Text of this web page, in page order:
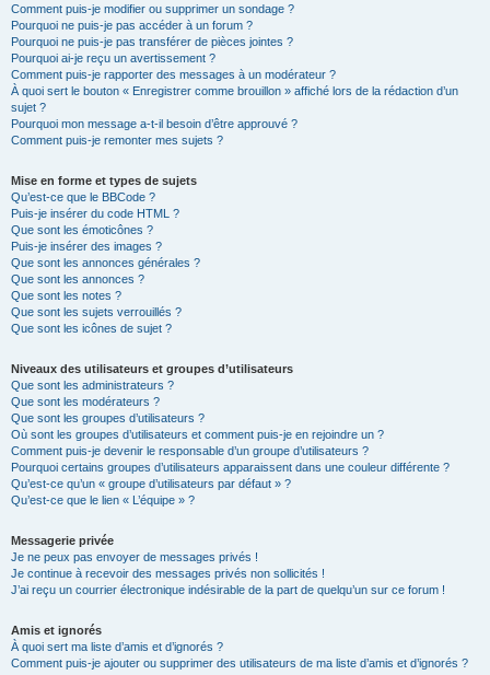
Comment puis-je modifier ou supprimer un sondage ?
Pourquoi ne puis-je pas accéder à un forum ?
Pourquoi ne puis-je pas transférer de pièces jointes ?
Pourquoi ai-je reçu un avertissement ?
Comment puis-je rapporter des messages à un modérateur ?
À quoi sert le bouton « Enregistrer comme brouillon » affiché lors de la rédaction d’un
sujet ?
Pourquoi mon message a-t-il besoin d’être approuvé ?
Comment puis-je remonter mes sujets ?
Mise en forme et types de sujets
Qu’est-ce que le BBCode ?
Puis-je insérer du code HTML ?
Que sont les émoticônes ?
Puis-je insérer des images ?
Que sont les annonces générales ?
Que sont les annonces ?
Que sont les notes ?
Que sont les sujets verrouillés ?
Que sont les icônes de sujet ?
Niveaux des utilisateurs et groupes d’utilisateurs
Que sont les administrateurs ?
Que sont les modérateurs ?
Que sont les groupes d’utilisateurs ?
Où sont les groupes d’utilisateurs et comment puis-je en rejoindre un ?
Comment puis-je devenir le responsable d’un groupe d’utilisateurs ?
Pourquoi certains groupes d’utilisateurs apparaissent dans une couleur différente ?
Qu’est-ce qu’un « groupe d’utilisateurs par défaut » ?
Qu’est-ce que le lien « L’équipe » ?
Messagerie privée
Je ne peux pas envoyer de messages privés !
Je continue à recevoir des messages privés non sollicités !
J’ai reçu un courrier électronique indésirable de la part de quelqu’un sur ce forum !
Amis et ignorés
À quoi sert ma liste d’amis et d’ignorés ?
Comment puis-je ajouter ou supprimer des utilisateurs de ma liste d’amis et d’ignorés ?